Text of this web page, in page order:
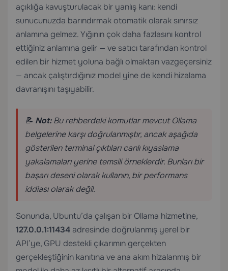
açıklığa kavuşturulacak bir yanlış kanı: kendi
sunucunuzda barındırmak otomatik olarak sınırsız
anlamına gelmez. Yığının çok daha fazlasını kontrol
ettiğiniz anlamına gelir — ve satıcı tarafından kontrol
edilen bir hizmet yoluna bağlı olmaktan vazgeçersiniz
— ancak çalıştırdığınız model yine de kendi hizalama
davranışını taşıyabilir.
📝 Not:Bu rehberdeki komutlar mevcut Ollama
belgelerine karşı doğrulanmıştır, ancak aşağıda
gösterilen terminal çıktıları canlı kıyaslama
yakalamaları yerine temsili örneklerdir. Bunları bir
başarı deseni olarak kullanın, bir performans
iddiası olarak değil.
Sonunda, Ubuntu’da çalışan bir Ollama hizmetine,
127.0.0.1:11434 adresinde doğrulanmış yerel bir
API’ye, GPU destekli çıkarımın gerçekten
gerçekleştiğinin kanıtına ve ana akım hizalanmış bir